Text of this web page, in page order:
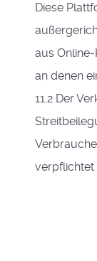
Diese
aus
an denen
11.2 Der
verpflichtet